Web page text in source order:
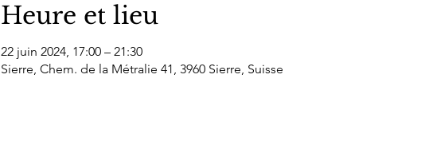
Heure et lieu
22 juin 2024, 17:00 – 21:30
Sierre, Chem. de la Métralie 41, 3960 Sierre, Suisse